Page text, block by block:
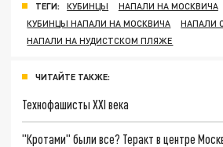
ТЕГИ: КУБИНЦЫ
НАПАЛИ НА МОСКВИЧА
КУБИНЦЫ НАПАЛИ НА МОСКВИЧА
НАПАЛИ
НАПАЛИ НА НУДИСТСКОМ ПЛЯЖЕ
ЧИТАЙТЕ ТАКЖЕ:
Технофашисты XXI века
"Кротами" были все? Теракт в центре